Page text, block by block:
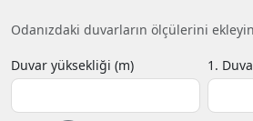
Odanızdaki duvarların ölçülerini
Duvar yüksekliği (m) 1.